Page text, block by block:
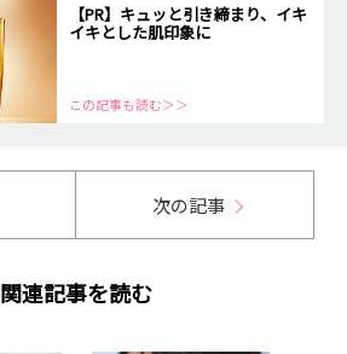
【PR】キュッと引き締まり、イキ
イキとした肌印象に
この記事も読む＞＞
次の記事
関連記事を読む